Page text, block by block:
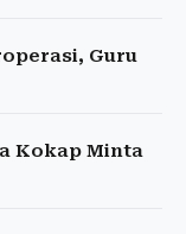
Guru
Kokap Minta